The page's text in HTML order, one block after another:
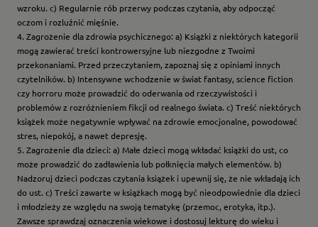
wzroku. c) Regularnie rób przerwy podczas czytania, aby odpocząć
oczom i rozluźnić mięśnie.
4. Zagrożenie dla zdrowia psychicznego: a) Książki z niektórych kategorii
mogą zawierać treści kontrowersyjne lub niezgodne z Twoimi
przekonaniami. Przed przeczytaniem, zapoznaj się z opiniami innych
czytelników. b) Intensywne wchodzenie w świat fantasy, science fiction
czy horroru może prowadzić do oderwania od rzeczywistości i
problemów z rozróżnieniem fikcji od realnego świata. c) Treść niektórych
książek może negatywnie wpływać na zdrowie emocjonalne, powodować
stres, niepokój, a nawet depresję.
5. Zagrożenie dla dzieci: a) Małe dzieci mogą wkładać książki do ust, co
może prowadzić do zadławienia lub połknięcia małych elementów. b)
Nadzoruj dzieci podczas czytania książek i upewnij się, że nie wkładają ich
do ust. c) Treści zawarte w książkach mogą być nieodpowiednie dla dzieci
i młodzieży ze względu na swoją tematykę (przemoc, erotyka, itp.).
Zawsze sprawdzaj oznaczenia wiekowe i dostosuj lekturę do wieku i